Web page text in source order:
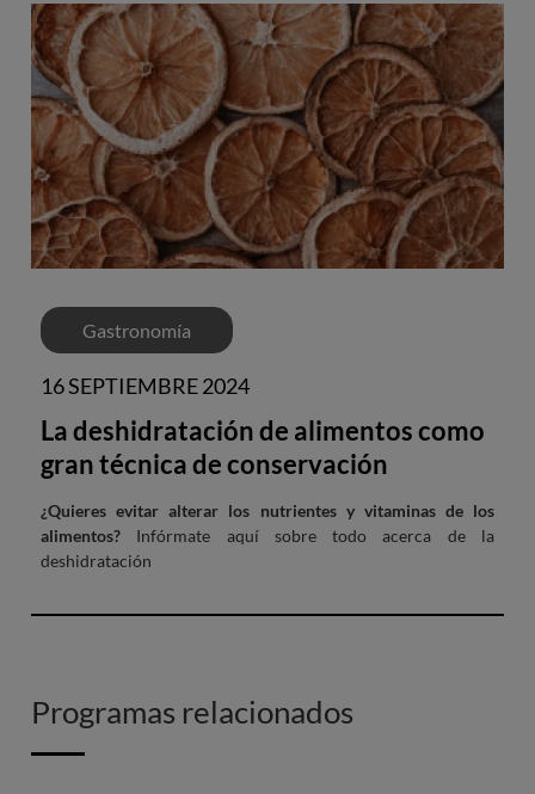
Gastronomía
16 SEPTIEMBRE 2024
La deshidratación de alimentos como
gran técnica de conservación
¿Quieres evitar alterar los nutrientes y vitaminas de los
alimentos? Infórmate aquí sobre todo acerca de la
deshidratación
Programas relacionados